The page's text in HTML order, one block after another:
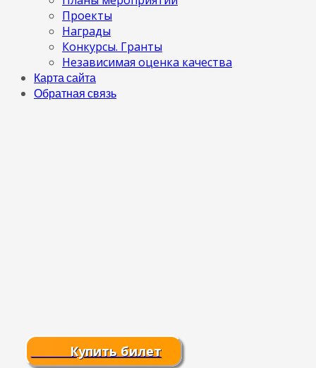
Проекты
Награды
Конкурсы. Гранты
Независимая оценка качества
Карта сайта
Обратная связь
Купить билет